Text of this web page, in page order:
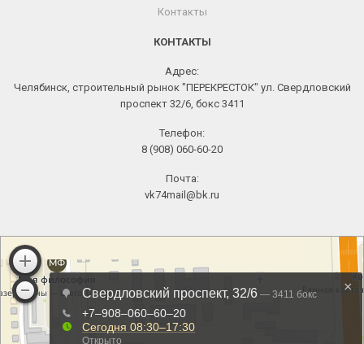
Контакты
КОНТАКТЫ
Адрес:
Челябинск, строительный рынок "ПЕРЕКРЕСТОК" ул. Свердловский
проспект 32/6, бокс 3411
Телефон:
8 (908) 060-60-20
Почта:
vk74mail@bk.ru